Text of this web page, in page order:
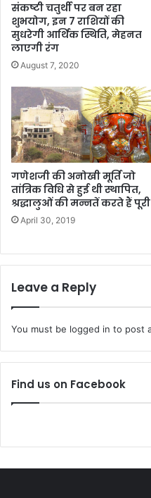
संकष्टी चतुर्थी पर बन रहा
शुभयोग, इन 7 राशियों की
सुधरेगी आर्थिक स्थिति, मेहनत
लाएगी रंग
August 7, 2020
गणेशजी की अनोखी मूर्ति जो
तांत्रिक विधि से हुई थी स्थापित,
श्रद्धालुओं की मन्नतें करते हैं पूरी
April 30, 2019
Leave a Reply
You must be logged in to post
Find us on Facebook